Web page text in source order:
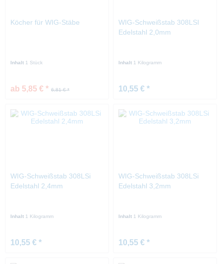
Köcher für WIG-Stäbe
Inhalt 1 Stück
6,81 € *
ab 5,85 € *
WIG-Schweißstab 308LSI
Edelstahl 2,0mm
Inhalt 1 Kilogramm
10,55 € *
WIG-Schweißstab 308LSi
Edelstahl 2,4mm
Inhalt 1 Kilogramm
10,55 € *
WIG-Schweißstab 308LSi
Edelstahl 3,2mm
Inhalt 1 Kilogramm
10,55 € *